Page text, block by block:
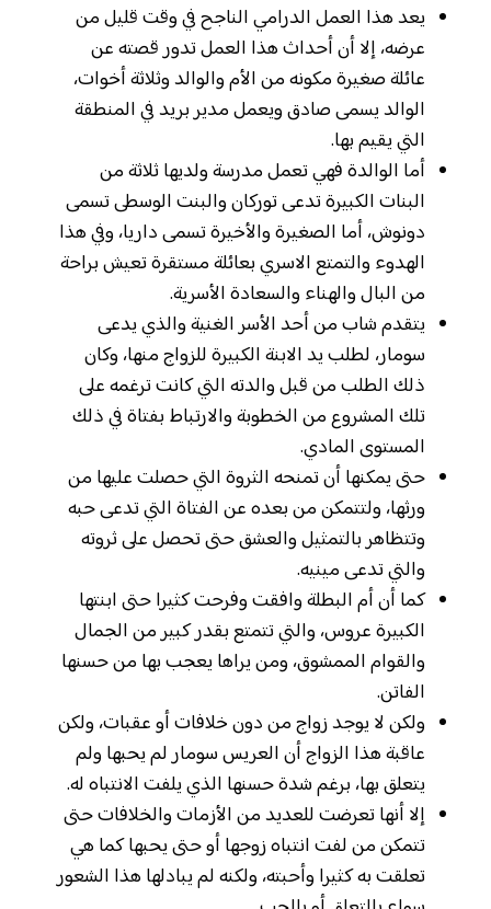
يعد هذا العمل الدرامي الناجح في وقت قليل من
عرضه، إلا أن أحداث هذا العمل تدور قصته عن
عائلة صغيرة مكونه من الأم والوالد وثلاثة أخوات،
الوالد يسمى صادق ويعمل مدير بريد في المنطقة
التي يقيم بها.
أما الوالدة فهي تعمل مدرسة ولديها ثلاثة من
البنات الكبيرة تدعى توركان والبنت الوسطى تسمى
دونوش، أما الصغيرة والأخيرة تسمى داريا، وفي هذا
الهدوء والتمتع الاسري بعائلة مستقرة تعيش براحة
من البال والهناء والسعادة الأسرية.
يتقدم شاب من أحد الأسر الغنية والذي يدعى
سومار، لطلب يد الابنة الكبيرة للزواج منها، وكان
ذلك الطلب من قبل والدته التي كانت ترغمه على
تلك المشروع من الخطوبة والارتباط بفتاة في ذلك
المستوى المادي.
حتى يمكنها أن تمنحه الثروة التي حصلت عليها من
ورثها، ولتتمكن من بعده عن الفتاة التي تدعى حبه
وتتظاهر بالتمثيل والعشق حتى تحصل على ثروته
والتي تدعى مينيه.
كما أن أم البطلة وافقت وفرحت كثيرا حتى ابنتها
الكبيرة عروس، والتي تتمتع بقدر كبير من الجمال
والقوام الممشوق، ومن يراها يعجب بها من حسنها
الفاتن.
ولكن لا يوجد زواج من دون خلافات أو عقبات، ولكن
عاقبة هذا الزواج أن العريس سومار لم يحبها ولم
يتعلق بها، برغم شدة حسنها الذي يلفت الانتباه له.
إلا أنها تعرضت للعديد من الأزمات والخلافات حتى
تتمكن من لفت انتباه زوجها أو حتى يحبها كما هي
تعلقت به كثيرا وأحبته، ولكنه لم يبادلها هذا الشعور